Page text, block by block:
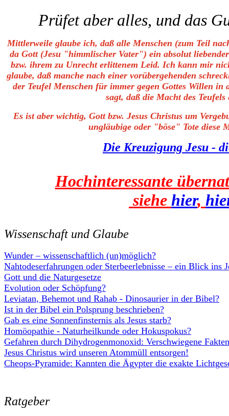
Prüfet aber alles, und das
Mittlerweile glaube ich, daß alle Menschen (zum Teil
da Gott (Jesu "himmlischer Vater") ein absolut
bzw. ihrem zu Unrecht erlittenem Leid. Ich kann mir
glaube, daß manche nach einer vorübergehenden
der Teufel Menschen für immer gegen Gottes Willen
sagt, daß die Macht des
Es ist aber wichtig, Gott bzw. Jesus Christus um
ungläubige oder "böse" Tote diese
Die Kreuzigung Jesu -
Hochinteressante
siehe hier,
Wissenschaft und Glaube
Wunder – wissenschaftlich (un)möglich?
Nahtodeserfahrungen oder Sterbeerlebnisse – ein Blick ins
Gott und die Naturgesetze
Evolution oder Schöpfung?
Leviatan, Behemot und Rahab - Dinosaurier in der Bibel?
Ist in der Bibel ein Polsprung beschrieben?
Gab es eine Sonnenfinsternis als Jesus starb?
Homöopathie - Naturheilkunde oder Hokuspokus?
Gefahren durch Dihydrogenmonoxid: Verschwiegene
Jesus Christus wird unseren Atommüll entsorgen!
Cheops-Pyramide: Kannten die Ägypter die exakte
Ratgeber